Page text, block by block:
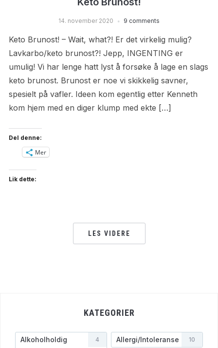
14. november 2020 9 comments
Keto Brunost! – Wait, what?! Er det virkelig mulig?
Lavkarbo/keto brunost?! Jepp, INGENTING er
umulig! Vi har lenge hatt lyst å forsøke å lage en slags
keto brunost. Brunost er noe vi skikkelig savner,
spesielt på vafler. Ideen kom egentlig etter Kenneth
kom hjem med en diger klump med ekte […]
Del denne:
Mer
Lik dette:
LES VIDERE
KATEGORIER
Alkoholholdig
4 Allergi/Intoleranse 10